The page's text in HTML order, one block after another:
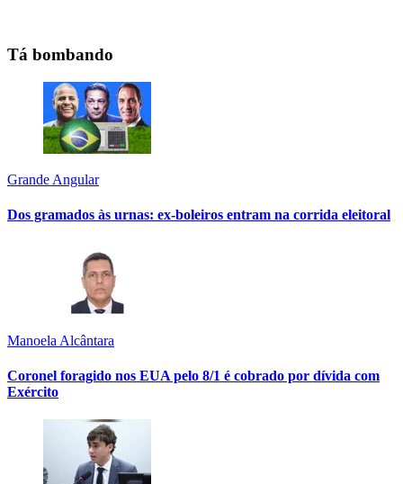
Tá bombando
Grande Angular
Dos gramados às urnas: ex-boleiros entram na corrida eleitoral
Manoela Alcântara
Coronel foragido nos EUA pelo 8/1 é cobrado por dívida com
Exército